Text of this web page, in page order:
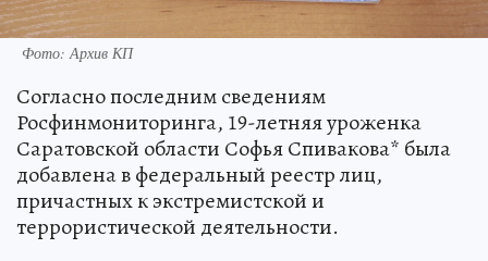
Фото: Архив КП
Согласно последним сведениям
Росфинмониторинга, 19-летняя уроженка
Саратовской области Софья Спивакова* была
добавлена в федеральный реестр лиц,
причастных к экстремистской и
террористической деятельности.